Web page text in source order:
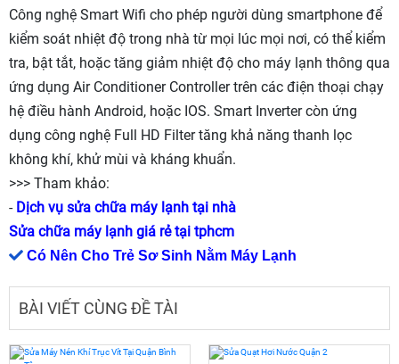
Công nghệ Smart Wifi cho phép người dùng smartphone để
kiểm soát nhiệt độ trong nhà từ mọi lúc mọi nơi, có thể kiểm
tra, bật tắt, hoặc tăng giảm nhiệt độ cho máy lạnh thông qua
ứng dụng Air Conditioner Controller trên các điện thoại chạy
hệ điều hành Android, hoặc IOS. Smart Inverter còn ứng
dụng công nghệ Full HD Filter tăng khả năng thanh lọc
không khí, khử mùi và kháng khuẩn.
>>> Tham khảo:
- Dịch vụ sửa chữa máy lạnh tại nhà
Sửa chữa máy lạnh giá rẻ tại tphcm
Có Nên Cho Trẻ Sơ Sinh Nằm Máy Lạnh
BÀI VIẾT CÙNG ĐỀ TÀI